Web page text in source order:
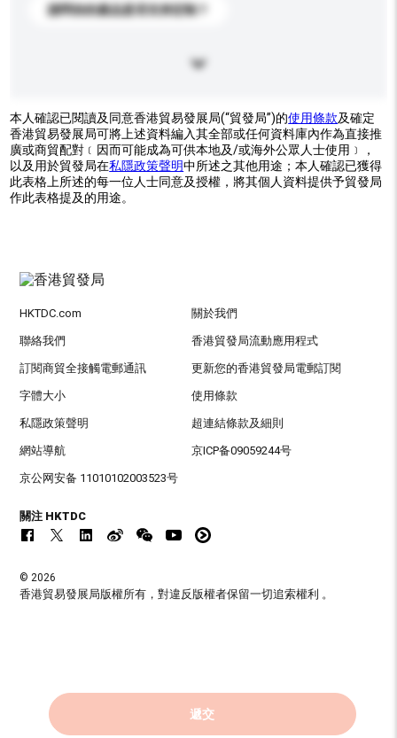
請問你的產品是否支持定制？
本人確認已閱讀及同意香港貿易發展局(“貿發局”)的使用條款及確定
香港貿易發展局可將上述資料編入其全部或任何資料庫內作為直接推
廣或商貿配對﹝因而可能成為可供本地及/或海外公眾人士使用﹞，
以及用於貿發局在私隱政策聲明中所述之其他用途；本人確認已獲得
此表格上所述的每一位人士同意及授權，將其個人資料提供予貿發局
作此表格提及的用途。
遞交
HKTDC.com 關於我們
聯絡我們 香港貿發局流動應用程式
訂閱商貿全接觸電郵通訊 更新您的香港貿發局電郵訂閱
字體大小 使用條款
私隱政策聲明 超連結條款及細則
網站導航 京ICP备09059244号
京公网安备 11010102003523号
關注 HKTDC
© 2026
香港貿易發展局版權所有，對違反版權者保留一切追索權利 。